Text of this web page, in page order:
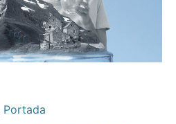
Portada